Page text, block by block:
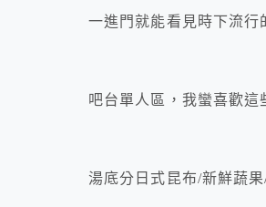
一進門就能看見時下流行
吧台單人區，我蠻喜歡這
湯底分日式昆布/新鮮蔬